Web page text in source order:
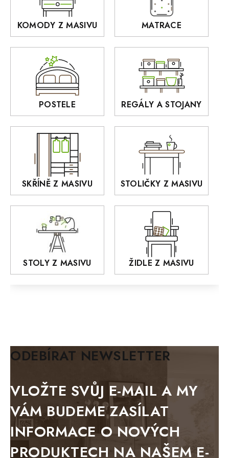
Stoličky a taburety z masivu
Police z masivu
Zrcadla
Sedací soupravy
Interiérové osvětlení
Rošty z masivu
Akce
AUSTIN
BELLUNO Elegante
GIALO
DEJA
OLD STYLE
KANSAS
RETRO
MONET
OSLO
MODERN loft
BIANCA
BLACK VELVET
BELLUNO grafite
WESTERN
BERLIN
KOMODY Z MASIVU MATRACE
POSTELE REGÁLY A STOJANY
SKŘÍNĚ Z MASIVU STOLIČKY Z MASIVU
STOLY Z MASIVU ŽIDLE Z MASIVU
ODEBÍRAT NEWSLETTER
VLOŽTE SVŮJ E-MAIL A MY
VÁM BUDEME ZASÍLAT
INFORMACE O NOVÝCH
PRODUKTECH NA NAŠEM E-